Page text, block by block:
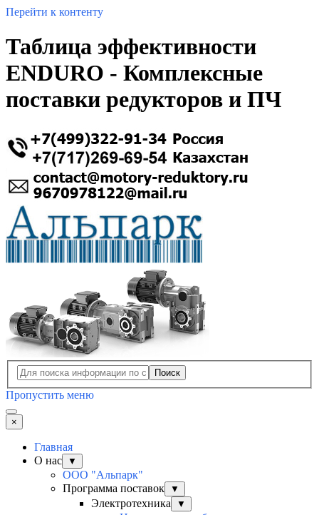
Перейти к контенту
Таблица эффективности
ENDURO - Комплексные
поставки редукторов и ПЧ
Поиск
Пропустить меню
×
Главная
О нас
▼
ООО "Альпарк"
Программа поставок
▼
Электротехника ▼